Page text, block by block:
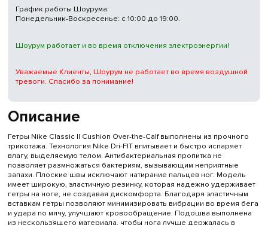
Описание
Гетры Nike Classic II Cushion Over-the-Calf выполнены из прочного
трикотажа. Технология Nike Dri-FIT впитывает и быстро испаряет
влагу, выделяемую телом. Антибактериальная пропитка не
позволяет размножаться бактериям, вызывающим неприятные
запахи. Плоские швы исключают натирание пальцев ног. Модель
имеет широкую, эластичную резинку, которая надежно удерживает
гетры на ноге, не создавая дискомфорта. Благодаря эластичным
вставкам гетры позволяют минимизировать вибрации во время бега
и удара по мячу, улучшают кровообращение. Подошва выполнена
из нескользящего материала, чтобы нога лучше держалась в
График работы Шоурума:
Понедельник-Воскресенье: с 10:00 до 19:00.
Шоурум работает и во время отключения электроэнергии!
Уважаемые Клиенты, Шоурум не работает во время воздушной
тревоги. Спасибо за понимание!